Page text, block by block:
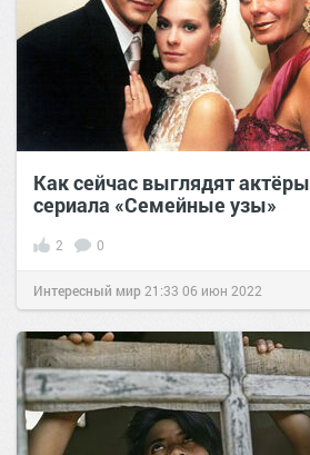
Как сейчас выглядят актёры
сериала «Семейные узы»
2 0
Интересный мир 21:33 06 июн 2022